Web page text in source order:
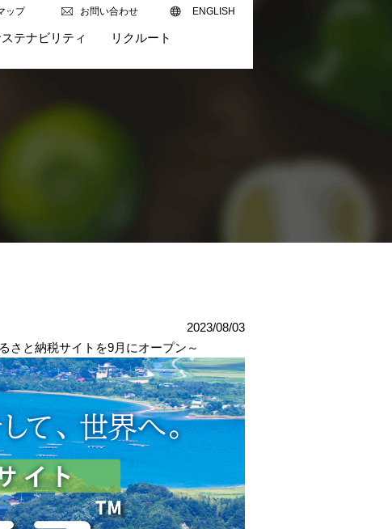
テナビリティ リクルート
お問い合わせ
ップ ENGLISH
2023/08/03
さと納税サイトを9月にオープン～